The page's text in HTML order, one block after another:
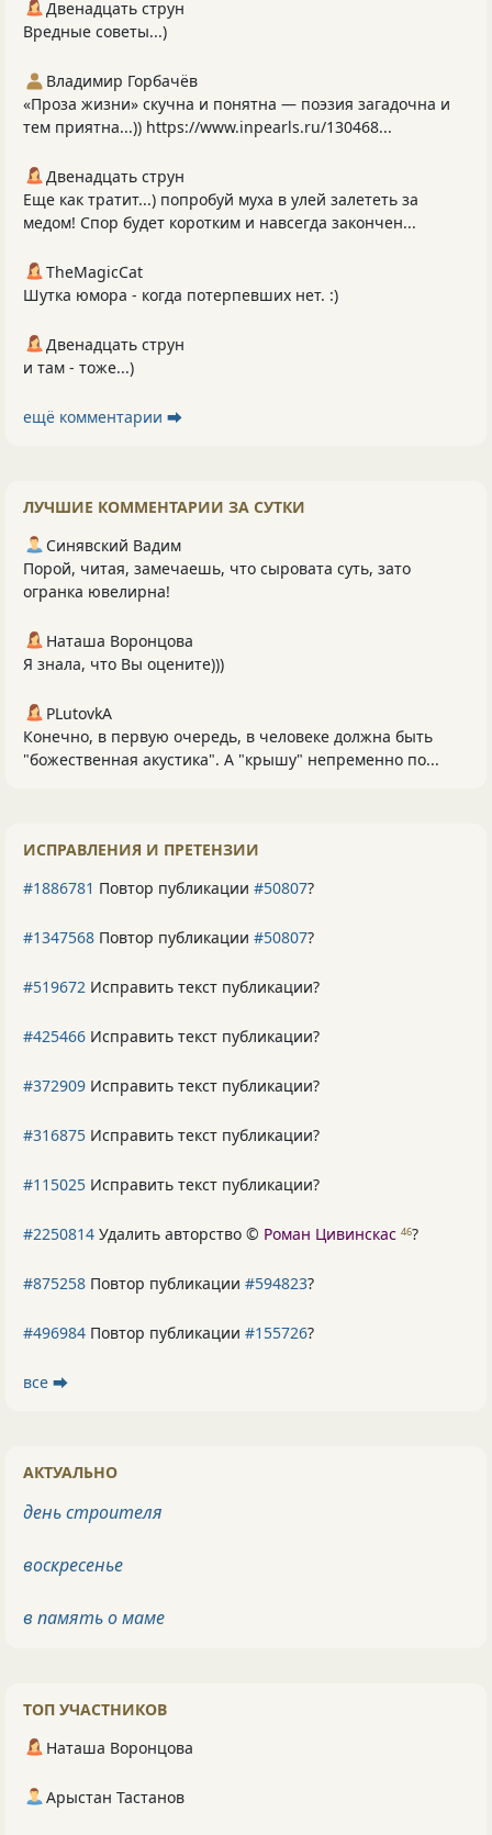
Двенадцать струн
Вредные советы...)
Владимир Горбачёв
«Проза жизни» скучна и понятна — поэзия загадочна и
тем приятна...)) https://www.inpearls.ru/130468...
Двенадцать струн
Еще как тратит...) попробуй муха в улей залететь за
медом! Спор будет коротким и навсегда закончен...
TheMagicCat
Шутка юмора - когда потерпевших нет. :)
Двенадцать струн
и там - тоже...)
ещё комментарии ⮕
ЛУЧШИЕ КОММЕНТАРИИ ЗА СУТКИ
Синявский Вадим
Порой, читая, замечаешь, что сыровата суть, зато
огранка ювелирна!
Наташа Воронцова
Я знала, что Вы оцените)))
PLutоvkА
Конечно, в первую очередь, в человеке должна быть
"божественная акустика". А "крышу" непременно по...
ИСПРАВЛЕНИЯ И ПРЕТЕНЗИИ
#1886781 Повтор публикации #50807?
#1347568 Повтор публикации #50807?
#519672 Исправить текст публикации?
#425466 Исправить текст публикации?
#372909 Исправить текст публикации?
#316875 Исправить текст публикации?
#115025 Исправить текст публикации?
#2250814 Удалить авторство © Роман Цивинскас 46?
#875258 Повтор публикации #594823?
#496984 Повтор публикации #155726?
все ⮕
АКТУАЛЬНО
день строителя
воскресенье
в память о маме
ТОП УЧАСТНИКОВ
Наташа Воронцова
Арыстан Тастанов